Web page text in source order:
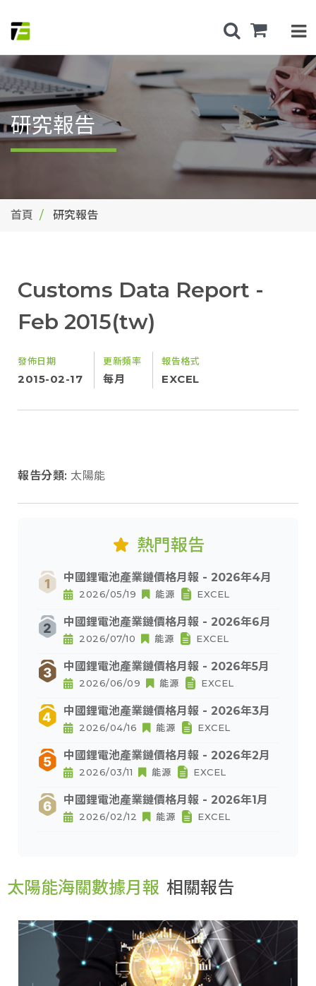
研究報告
首頁 研究報告
Customs Data Report -
Feb 2015(tw)
發佈日期
2015-02-17
更新頻率
每月
報告格式
EXCEL
報告分類: 太陽能
熱門報告
中國鋰電池產業鏈價格月報 - 2026年4月
2026/05/19 能源 EXCEL
中國鋰電池產業鏈價格月報 - 2026年6月
2026/07/10 能源 EXCEL
中國鋰電池產業鏈價格月報 - 2026年5月
2026/06/09 能源 EXCEL
中國鋰電池產業鏈價格月報 - 2026年3月
2026/04/16 能源 EXCEL
中國鋰電池產業鏈價格月報 - 2026年2月
2026/03/11 能源 EXCEL
中國鋰電池產業鏈價格月報 - 2026年1月
2026/02/12 能源 EXCEL
太陽能海關數據月報 相關報告